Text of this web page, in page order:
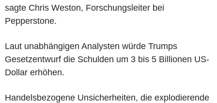
sagte Chris Weston, Forschungsleiter bei
Pepperstone.
Laut unabhängigen Analysten würde Trumps
Gesetzentwurf die Schulden um 3 bis 5 Billionen US-
Dollar erhöhen.
Handelsbezogene Unsicherheiten, die explodierende